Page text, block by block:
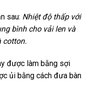
sau: Nhiệt độ thấp với
bình cho vải len và
cotton.
được làm bằng sợi
ủi bằng cách đưa bàn